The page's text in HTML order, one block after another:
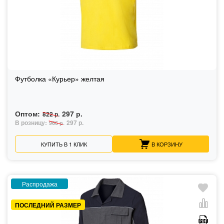
Футболка «Курьер» желтая
Оптом: 822 р. 297 р.
В розницу: 966 р. 297 р.
КУПИТЬ В 1 КЛИК В КОРЗИНУ
Распродажа
ПОСЛЕДНИЙ РАЗМЕР